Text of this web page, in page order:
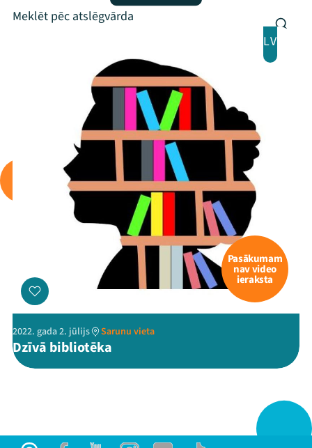
Festivāls
Arhīvs
Viņi bija LAMPĀ 2026
Jaunumi
Ziedo
Veikals
Kontakti
TikTok
LV
Pasākumam
nav video
ieraksta
2022. gada 2. jūlijs Sarunu vieta
Dzīvā bibliotēka